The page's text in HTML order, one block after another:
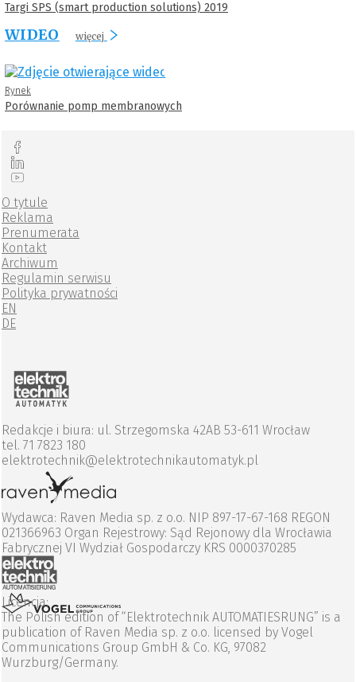
Targi SPS (smart production solutions) 2019
WIDEO więcej
Rynek
Porównanie pomp membranowych
O tytule
Reklama
Prenumerata
Kontakt
Archiwum
Regulamin serwisu
Polityka prywatności
EN
DE
Redakcje i biura: ul. Strzegomska 42AB 53-611 Wrocław
tel. 71 7823 180
elektrotechnik@elektrotechnikautomatyk.pl
Wydawca: Raven Media sp. z o.o. NIP 897-17-67-168 REGON
021366963 Organ Rejestrowy: Sąd Rejonowy dla Wrocławia
Fabrycznej VI Wydział Gospodarczy KRS 0000370285
Licencja:
The Polish edition of “Elektrotechnik AUTOMATIESRUNG” is a
publication of Raven Media sp. z o.o. licensed by Vogel
Communications Group GmbH & Co. KG, 97082
Wurzburg/Germany.